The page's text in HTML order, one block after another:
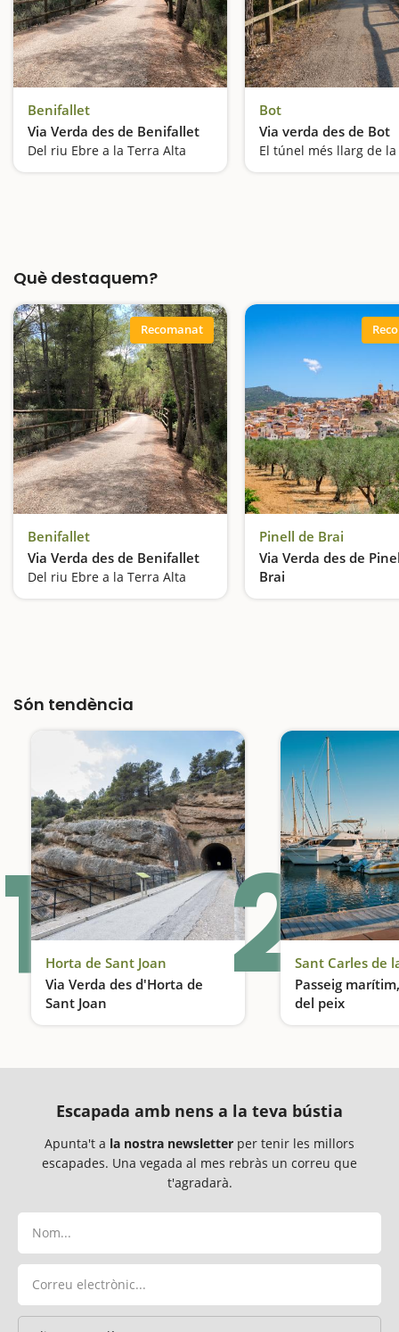
Benifallet
Via Verda des de Benifallet
Del riu Ebre a la Terra Alta
Bot
Via verda des de Bot
Què destaquem?
Recomanat
Benifallet
Via Verda des de Benifallet
Del riu Ebre a la Terra Alta
Pinell de Brai
Via Verda des de
Brai
La Fontcalda, a mig
Són tendència
1 Horta de Sant Joan
Via Verda des d'Horta de
Sant Joan
Cap a Bot, o cap a Arnes
2Sant Carles de
Passeig
del peix
Ambient mariner
Escapada amb nens a la teva bústia
Apunta't a la nostra newsletter per tenir les millors
escapades. Una vegada al mes rebràs un correu que
t'agradarà.